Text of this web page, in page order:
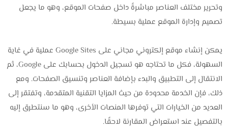
وتحرير مختلف العناصر مباشرةً داخل صفحات الموقع، وهو ما يجعل
تصميم وإدارة الموقع عملية بسيطة.
يمكن إنشاء موقع إلكتروني مجاني على Google Sites عملية في غاية
السهولة، فكل ما تحتاجه هو تسجيل الدخول بحسابك على Google، ثم
الانتقال إلى التطبيق والبدء بإضافة العناصر وتنسيق الصفحات. ومع
ذلك، فإن الخدمة محدودة من حيث المزايا التقنية المتقدمة، وتفتقر إلى
العديد من الخيارات التي توفرها المنصات الأخرى، وهو ما سنتطرق إليه
بالتفصيل عند استعراض المقارنة لاحقًا.